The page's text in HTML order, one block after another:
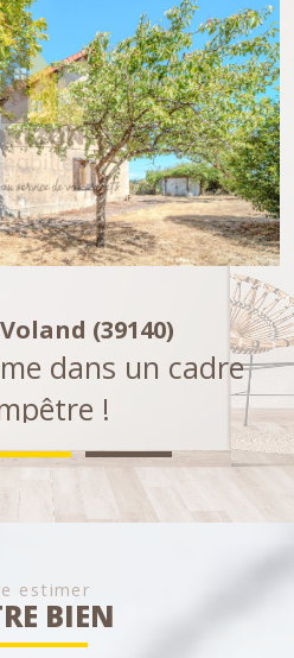
le bien
en pierre à la
!
m² -
estimer
BIEN